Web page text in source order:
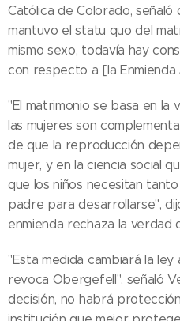
Católica de Colorado,
mantuvo el statu quo del
mismo sexo, todavía hay
con respecto a [la Enmienda
"El matrimonio se basa en la
las mujeres son
de que la reproducción
mujer, y en la ciencia social
que los niños necesitan
padre para desarrollarse",
enmienda rechaza la verdad
"Esta medida cambiará la
revoca Obergefell", señaló
decisión, no habrá